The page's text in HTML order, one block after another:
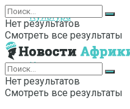
Культура
Интернет
Нет результатов
Смотреть все результаты
Нет результатов
Смотреть все результаты